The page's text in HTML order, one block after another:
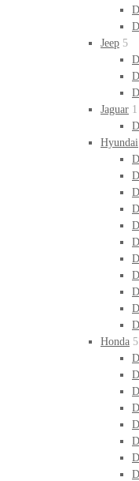
Jeep 5
Jaguar 1
Hyundai
Honda